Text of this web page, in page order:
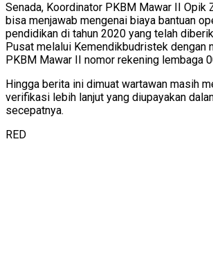
Senada, Koordinator PKBM Mawar II Opik
bisa menjawab mengenai biaya bantuan
pendidikan di tahun 2020 yang telah
Pusat melalui Kemendikbudristek dengan
PKBM Mawar II nomor rekening lembaga
Hingga berita ini dimuat wartawan masih
verifikasi lebih lanjut yang diupayakan
secepatnya.
RED